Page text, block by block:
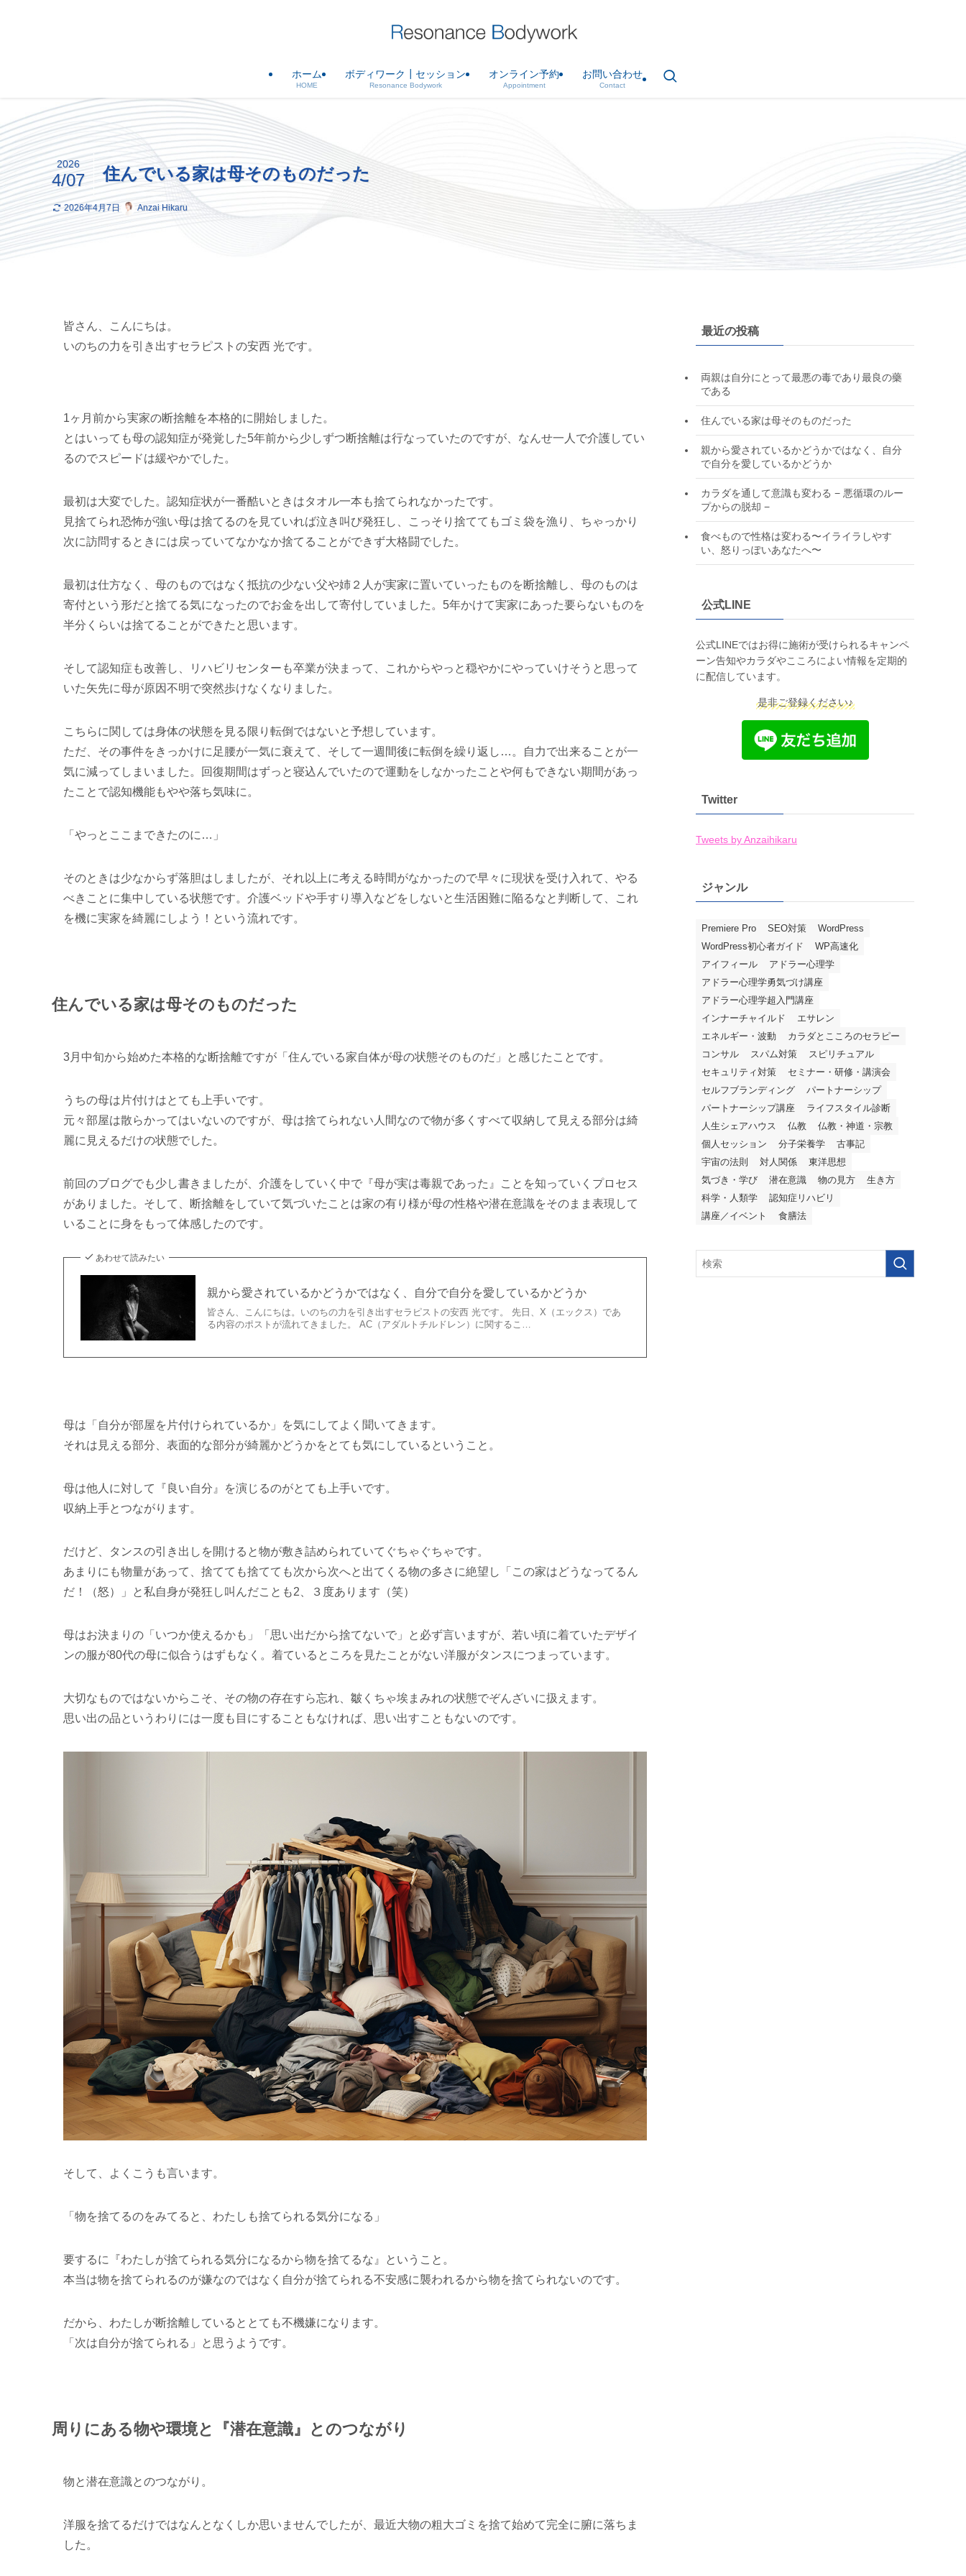
ホーム
HOME
ボディワーク┃セッション
Resonance Bodywork
オンライン予約
Appointment
お問い合わせ
Contact
住んでいる家は母そのものだった
2026
4/07
2026年4月7日 Anzai Hikaru
皆さん、こんにちは。
いのちの力を引き出すセラピストの安西 光です。
1ヶ月前から実家の断捨離を本格的に開始しました。
とはいっても母の認知症が発覚した5年前から少しずつ断捨離は行なっていたのですが、なんせ一人で介護してい
るのでスピードは緩やかでした。
最初は大変でした。認知症状が一番酷いときはタオル一本も捨てられなかったです。
見捨てられ恐怖が強い母は捨てるのを見ていれば泣き叫び発狂し、こっそり捨ててもゴミ袋を漁り、ちゃっかり
次に訪問するときには戻っていてなかなか捨てることができず大格闘でした。
最初は仕方なく、母のものではなく抵抗の少ない父や姉２人が実家に置いていったものを断捨離し、母のものは
寄付という形だと捨てる気になったのでお金を出して寄付していました。5年かけて実家にあった要らないものを
半分くらいは捨てることができたと思います。
そして認知症も改善し、リハビリセンターも卒業が決まって、これからやっと穏やかにやっていけそうと思って
いた矢先に母が原因不明で突然歩けなくなりました。
こちらに関しては身体の状態を見る限り転倒ではないと予想しています。
ただ、その事件をきっかけに足腰が一気に衰えて、そして一週間後に転倒を繰り返し…。自力で出来ることが一
気に減ってしまいました。回復期間はずっと寝込んでいたので運動をしなかったことや何もできない期間があっ
たことで認知機能もやや落ち気味に。
「やっとここまできたのに…」
そのときは少なからず落胆はしましたが、それ以上に考える時間がなかったので早々に現状を受け入れて、やる
べきことに集中している状態です。介護ベッドや手すり導入などをしないと生活困難に陥るなと判断して、これ
を機に実家を綺麗にしよう！という流れです。
住んでいる家は母そのものだった
3月中旬から始めた本格的な断捨離ですが「住んでいる家自体が母の状態そのものだ」と感じたことです。
うちの母は片付けはとても上手いです。
元々部屋は散らかってはいないのですが、母は捨てられない人間なので物が多くすべて収納して見える部分は綺
麗に見えるだけの状態でした。
前回のブログでも少し書きましたが、介護をしていく中で『母が実は毒親であった』ことを知っていくプロセス
がありました。そして、断捨離をしていて気づいたことは家の有り様が母の性格や潜在意識をそのまま表現して
いることに身をもって体感したのです。
あわせて読みたい
親から愛されているかどうかではなく、自分で自分を愛しているかどうか
皆さん、こんにちは。いのちの力を引き出すセラピストの安西 光です。 先日、X（エックス）であ
る内容のポストが流れてきました。 AC（アダルトチルドレン）に関するこ…
母は「自分が部屋を片付けられているか」を気にしてよく聞いてきます。
それは見える部分、表面的な部分が綺麗かどうかをとても気にしているということ。
母は他人に対して『良い自分』を演じるのがとても上手いです。
収納上手とつながります。
だけど、タンスの引き出しを開けると物が敷き詰められていてぐちゃぐちゃです。
あまりにも物量があって、捨てても捨てても次から次へと出てくる物の多さに絶望し「この家はどうなってるん
だ！（怒）」と私自身が発狂し叫んだことも2、３度あります（笑）
母はお決まりの「いつか使えるかも」「思い出だから捨てないで」と必ず言いますが、若い頃に着ていたデザイ
ンの服が80代の母に似合うはずもなく。着ているところを見たことがない洋服がタンスにつまっています。
大切なものではないからこそ、その物の存在すら忘れ、皺くちゃ埃まみれの状態でぞんざいに扱えます。
思い出の品というわりには一度も目にすることもなければ、思い出すこともないのです。
そして、よくこうも言います。
「物を捨てるのをみてると、わたしも捨てられる気分になる」
要するに『わたしが捨てられる気分になるから物を捨てるな』ということ。
本当は物を捨てられるのが嫌なのではなく自分が捨てられる不安感に襲われるから物を捨てられないのです。
だから、わたしが断捨離しているととても不機嫌になります。
「次は自分が捨てられる」と思うようです。
周りにある物や環境と『潜在意識』とのつながり
物と潜在意識とのつながり。
洋服を捨てるだけではなんとなくしか思いませんでしたが、最近大物の粗大ゴミを捨て始めて完全に腑に落ちま
した。
最近の投稿
両親は自分にとって最悪の毒であり最良の藥
である
住んでいる家は母そのものだった
親から愛されているかどうかではなく、自分
で自分を愛しているかどうか
カラダを通して意識も変わる − 悪循環のルー
プからの脱却 −
食べもので性格は変わる〜イライラしやす
い、怒りっぽいあなたへ〜
公式LINE
公式LINEではお得に施術が受けられるキャンペ
ーン告知やカラダやこころによい情報を定期的
に配信しています。
是非ご登録ください♪
Twitter
Tweets by Anzaihikaru
ジャンル
Premiere Pro SEO対策
WordPress
WordPress初心者ガイド
WP高速化
アイフィール
アドラー心理学
アドラー心理学勇気づけ講座
アドラー心理学超入門講座
インナーチャイルド
エサレン
エネルギー・波動
カラダとこころのセラピー
コンサル
スパム対策
スピリチュアル
セキュリティ対策
セミナー・研修・講演会
セルフブランディング
パートナーシップ
パートナーシップ講座
ライフスタイル診断
人生シェアハウス
仏教
仏教・神道・宗教
個人セッション
分子栄養学
古事記
宇宙の法則
対人関係
東洋思想
気づき・学び
潜在意識 物の見方
生き方
科学・人類学
認知症リハビリ
講座／イベント
食膳法